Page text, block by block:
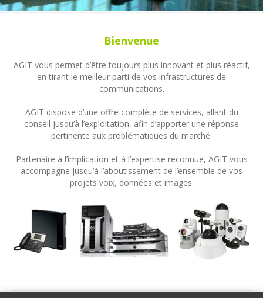
Bienvenue
AGIT vous permet d’être toujours plus innovant et plus réactif,
en tirant le meilleur parti de vos infrastructures de
communications.
AGIT dispose d’une offre complète de services, allant du
conseil jusqu’à l’exploitation, afin d’apporter une réponse
pertinente aux problématiques du marché.
Partenaire à l’implication et à l’expertise reconnue, AGIT vous
accompagne jusqu’à l’aboutissement de l’ensemble de vos
projets voix, données et images.